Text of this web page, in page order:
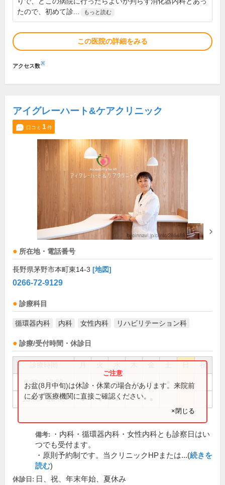
たので、初めて診...
もっと読む
この医院の詳細をみる
アクセス数※
アイグレーハート&ケアクリニック
口コミ 1件
所在地・電話番号
長野県茅野市本町東14-3 [地図]
0266-72-9129
診療科目
循環器内科 内科 女性内科 リハビリテーション科
診療/受付時間・休診日
祝
8:30～12:30 ● ● ● ● ●
15:00～18:00 ● ● ●
お盆(8月中旬)は休診・休業の場合があります。来院前
に必ず医療機関に直接ご確認ください。
×閉じる
備考:
・内科・循環器内科・女性内科とも診察日はい
つでも受付ます。
・原則予約制です。当クリニックHPまたは...(続きを
読む)
休診日: 日、祝、年末年始、夏休み